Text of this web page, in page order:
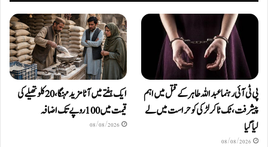
پی ٹی آئی رہنما عبداللہ طاہر کے قتل میں اہم
پیشرفت، ٹک ٹاکر لڑکی کو حراست میں لے
لیا گیا
08/08/2026
ایک ہفتے میں آٹا مزید مہنگا، 20 کلو تھیلے کی
قیمت میں 100 روپے تک اضافہ
08/08/2026